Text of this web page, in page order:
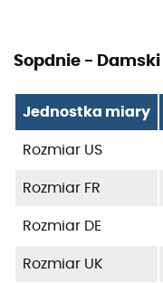
Sopdnie - Damski
Jednostka miary
Rozmiar US
Rozmiar FR
Rozmiar DE
Rozmiar UK